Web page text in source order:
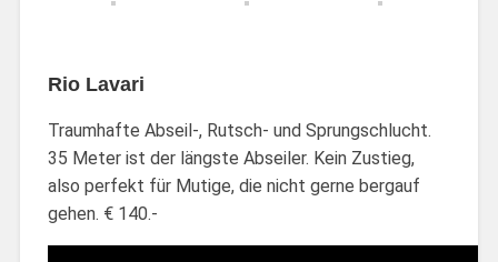
Rio Lavari
Traumhafte Abseil-, Rutsch- und Sprungschlucht.
35 Meter ist der längste Abseiler. Kein Zustieg,
also perfekt für Mutige, die nicht gerne bergauf
gehen. € 140.-